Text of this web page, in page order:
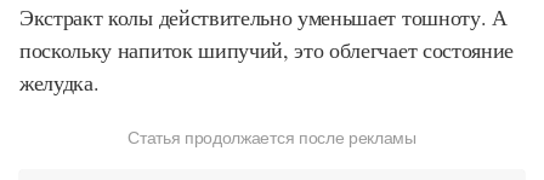
Экстракт колы действительно уменьшает тошноту. А
поскольку напиток шипучий, это облегчает состояние
желудка.
Статья продолжается после рекламы